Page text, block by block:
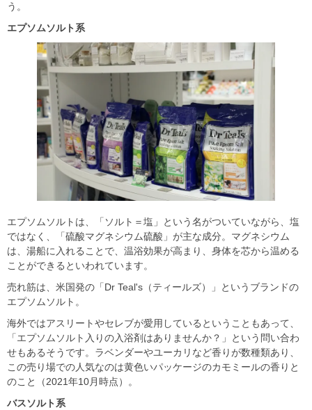
う。
エプソムソルト系
エプソムソルトは、「ソルト＝塩」という名がついていながら、塩
ではなく、「硫酸マグネシウム硫酸」が主な成分。マグネシウム
は、湯船に入れることで、温浴効果が高まり、身体を芯から温める
ことができるといわれています。
売れ筋は、米国発の「Dr Teal's（ティールズ）」というブランドの
エプソムソルト。
海外ではアスリートやセレブが愛用しているということもあって、
「エプソムソルト入りの入浴剤はありませんか？」という問い合わ
せもあるそうです。ラベンダーやユーカリなど香りが数種類あり、
この売り場での人気なのは黄色いパッケージのカモミールの香りと
のこと（2021年10月時点）。
バスソルト系